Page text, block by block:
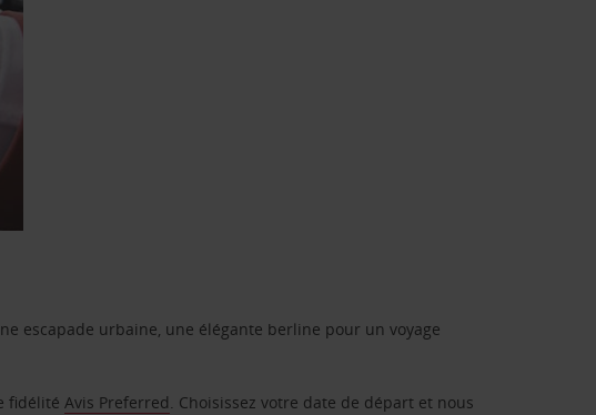
escapade urbaine, une élégante berline pour un voyage
fidélitéAvis Preferred. Choisissez votre date de départ et nous